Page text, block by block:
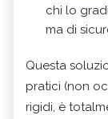
chi lo
ma di
Questa
pratici (non
rigidi, è